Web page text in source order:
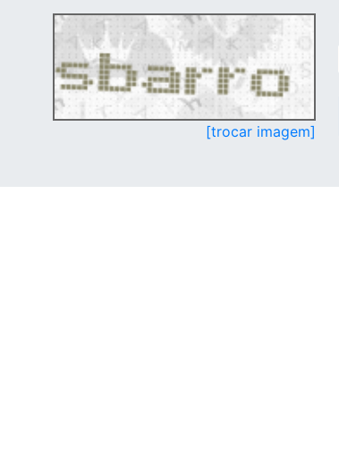
[trocar imagem]